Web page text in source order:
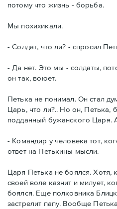
потому что жизнь - борьба.
Мы похихикали.
- Солдат, что ли? - спросил
- Да нет. Это мы - солдаты,
он так, воюет.
Петька не понимал. Он стал
Царь, что ли?.. Но он, Петька,
подданный бужанского Царя.
- Командир у человека тот,
ответ на Петькины мысли.
Царя Петька не боялся. Хотя,
своей воле казнит и милует,
боялся. Еще полковника
застрелит папу. Вообще